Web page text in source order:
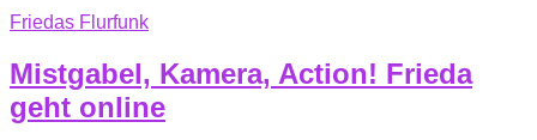
Friedas Flurfunk
Mistgabel, Kamera, Action! Frieda
geht online